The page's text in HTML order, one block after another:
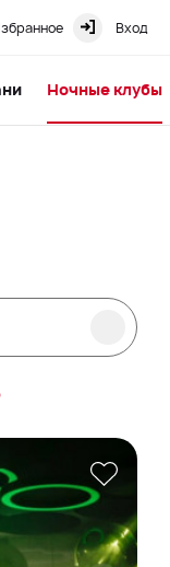
Вход
Ночные клубы